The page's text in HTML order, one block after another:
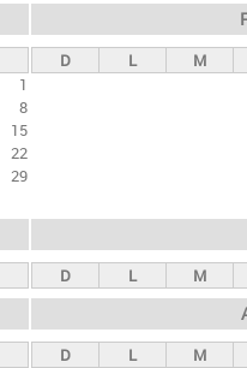
1
8
15
22
29
D L M
D L M
D L M